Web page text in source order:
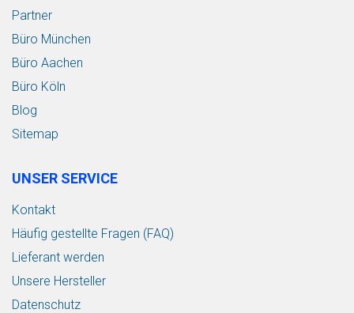
Partner
Büro München
Büro Aachen
Büro Köln
Blog
Sitemap
UNSER SERVICE
Kontakt
Häufig gestellte Fragen (FAQ)
Lieferant werden
Unsere Hersteller
Datenschutz